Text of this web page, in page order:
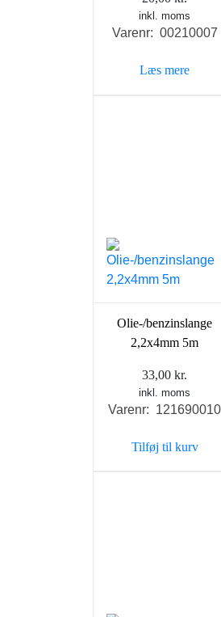
inkl. moms
Varenr: 00210007
Læs mere
Olie-/benzinslange
2,2x4mm 5m
33,00kr.
inkl. moms
Varenr: 121690010
Tilføj til kurv